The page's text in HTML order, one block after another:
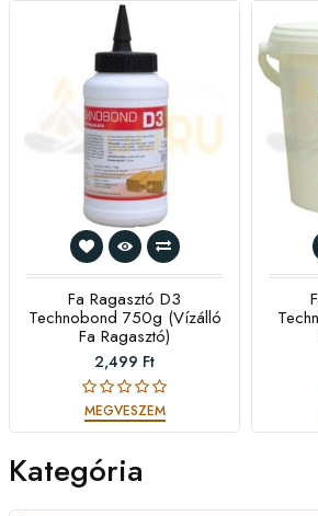
Fa Ragasztó D3
Technobond 750g (vízálló
Fa Ragasztó)
2,499 Ft
MEGVESZEM
Kategória